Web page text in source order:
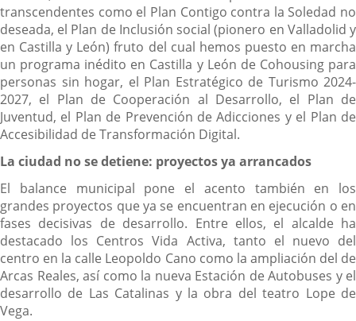
transcendentes como el Plan Contigo contra la Soledad no
deseada, el Plan de Inclusión social (pionero en Valladolid y
en Castilla y León) fruto del cual hemos puesto en marcha
un programa inédito en Castilla y León de Cohousing para
personas sin hogar, el Plan Estratégico de Turismo 2024-
2027, el Plan de Cooperación al Desarrollo, el Plan de
Juventud, el Plan de Prevención de Adicciones y el Plan de
Accesibilidad de Transformación Digital.
La ciudad no se detiene: proyectos ya arrancados
El balance municipal pone el acento también en los
grandes proyectos que ya se encuentran en ejecución o en
fases decisivas de desarrollo. Entre ellos, el alcalde ha
destacado los Centros Vida Activa, tanto el nuevo del
centro en la calle Leopoldo Cano como la ampliación del de
Arcas Reales, así como la nueva Estación de Autobuses y el
desarrollo de Las Catalinas y la obra del teatro Lope de
Vega.